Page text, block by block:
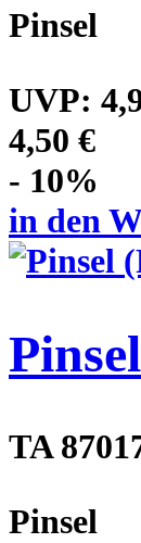
Pinsel
UVP:
4,50 €
- 10%
in den
TA
Pinsel